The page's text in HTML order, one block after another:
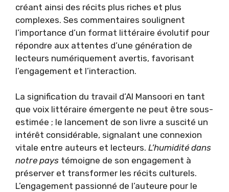
créant ainsi des récits plus riches et plus
complexes. Ses commentaires soulignent
l’importance d’un format littéraire évolutif pour
répondre aux attentes d’une génération de
lecteurs numériquement avertis, favorisant
l’engagement et l’interaction.
La signification du travail d’Al Mansoori en tant
que voix littéraire émergente ne peut être sous-
estimée ; le lancement de son livre a suscité un
intérêt considérable, signalant une connexion
vitale entre auteurs et lecteurs. L’humidité dans
notre pays témoigne de son engagement à
préserver et transformer les récits culturels.
L’engagement passionné de l’auteure pour le